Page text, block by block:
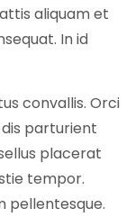
aliquam et
In id
convallis. Orci
parturient
placerat
tempor.
pellentesque.